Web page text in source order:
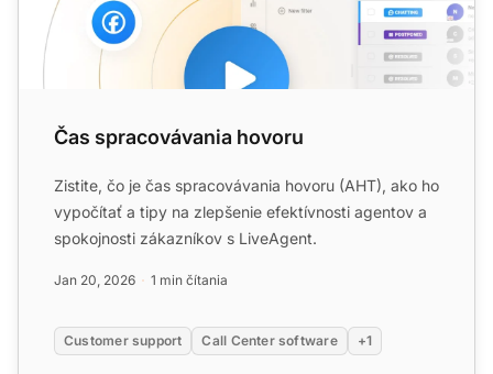
Čas spracovávania hovoru
Zistite, čo je čas spracovávania hovoru (AHT), ako ho
vypočítať a tipy na zlepšenie efektívnosti agentov a
spokojnosti zákazníkov s LiveAgent.
Jan 20, 2026 1 min čítania
Customer support Call Center software +1